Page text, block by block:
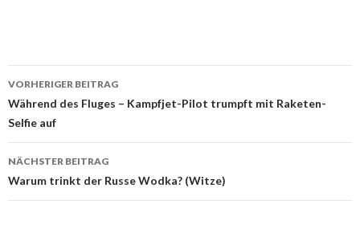
Beitragsnavigation
VORHERIGER BEITRAG
Während des Fluges – Kampfjet-Pilot trumpft mit Raketen-
Selfie auf
NÄCHSTER BEITRAG
Warum trinkt der Russe Wodka? (Witze)